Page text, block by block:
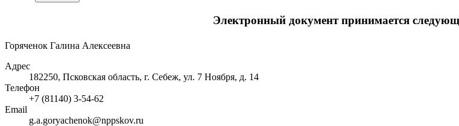
Электронный документ принимается
Горяченок Галина Алексеевна
Адрес
182250, Псковская область, г. Себеж, ул. 7 Ноября, д. 14
Телефон
+7 (81140) 3-54-62
Email
g.a.goryachenok@nppskov.ru